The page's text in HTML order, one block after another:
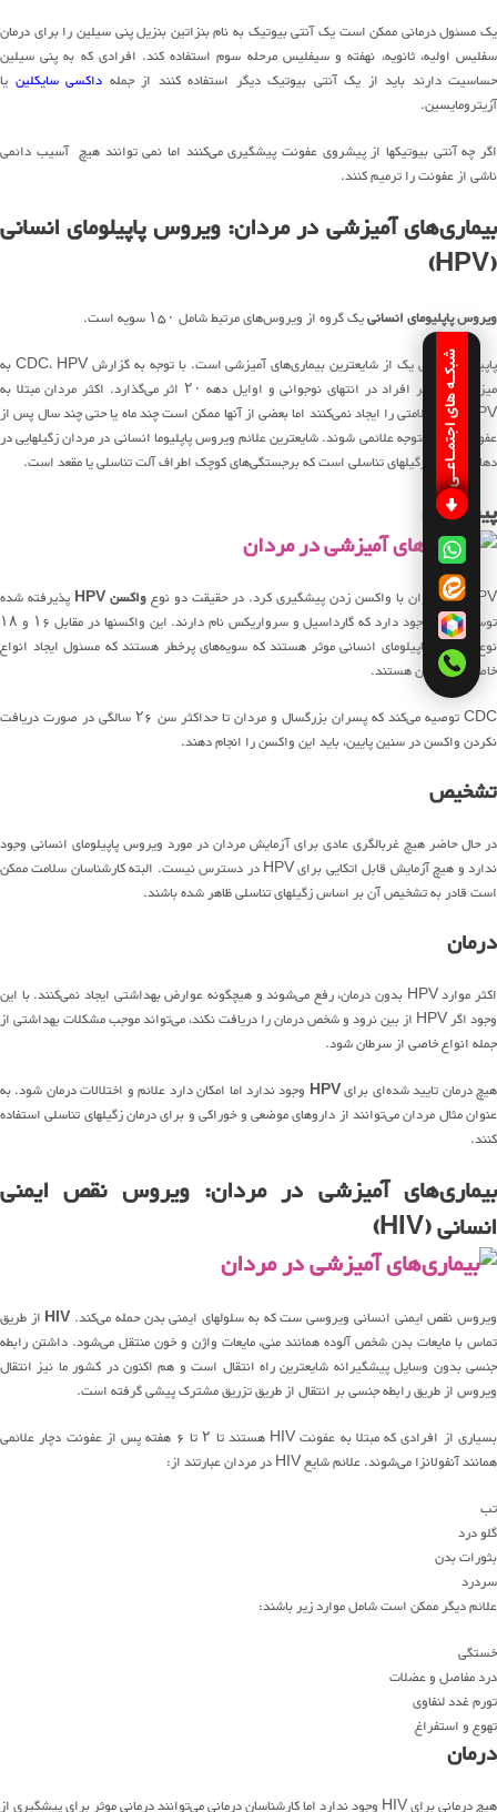
یک مسئول درمانی ممکن است یک آنتی بیوتیک به نام بنزاتین بنزیل پنی سیلین را برای درمان
سفلیس اولیه، ثانویه، نهفته و سیفلیس مرحله سوم استفاده کند. افرادی که به پنی سیلین
حساسیت دارند باید از یک آنتی بیوتیک دیگر استفاده کنند از جمله داکسی سایکلین یا
آزیترومایسین.
اگر چه آنتی بیوتیکها از پیشروی عفونت پیشگیری می‌کنند اما نمی توانند هیچ آسیب دائمی
ناشی از عفونت را ترمیم کنند.
بیماری‌های آمیزشی در مردان: ویروس پاپیلومای انسانی
(HPV)
ویروس پاپلیومای انسانییک گروه از ویروس‌های مرتبط شامل ۱۵۰ سویه است.
پاپیلوما انسانی یک از شایعترین بیماری‌های آمیزشی است. با توجه به گزارش CDC، HPV به
میزان زیادی بر افراد در انتهای نوجوانی و اوایل دهه ۲۰ اثر می‌گذارد. اکثر مردان مبتلا به
HPV هرگز علامتی را ایجاد نمی‌کنند اما بعضی از آنها ممکن است چند ماه یا حتی چند سال پس از
عفونت اولیه متوجه علائمی شوند. شایعترین علائم ویروس پاپلیوما انسانی در مردان زگیلهایی در
دهان یا گلو و زگیلهای تناسلی است که برجستگی‌های کوچک اطراف آلت تناسلی یا مقعد است.
پیشگیری
HPV را می‌توان با واکسن زدن پیشگیری کرد. در حقیقت دو نوع واکسن HPV
پذیرفته شده
توسط FDA وجود دارد که گارداسیل و سرواریکس نام دارند. این واکسنها در مقابل ۱۶ و ۱۸
نوع ویروس پاپیلومای انسانی موثر هستند که سویه‌های پرخطر هستند که مسئول ایجاد انواع
خاصی از سرطان هستند.
CDC توصیه می‌کند که پسران بزرگسال و مردان تا حداکثر سن ۲۶ سالگی در صورت دریافت
نکردن واکسن در سنین پایین، باید این واکسن را انجام دهند.
تشخیص
در حال حاضر هیچ غربالگری عادی برای آزمایش مردان در مورد ویروس پاپیلومای انسانی وجود
ندارد و هیچ آزمایش قابل اتکایی برای HPV در دسترس نیست. البته کارشناسان سلامت ممکن
است قادر به تشخیص آن بر اساس زگیلهای تناسلی ظاهر شده باشند.
درمان
اکثر موارد HPV بدون درمان، رفع می‌شوند و هیچگونه عوارض بهداشتی ایجاد نمی‌کنند. با این
وجود اگر HPV از بین نرود و شخص درمان را دریافت نکند، می‌تواند موجب مشکلات بهداشتی از
جمله انواع خاصی از سرطان شود.
هیچ درمان تایید شده‌ای برایHPV وجود ندارد اما امکان دارد علائم و اختلالات درمان شود. به
عنوان مثال مردان می‌توانند از داروهای موضعی و خوراکی و برای درمان زگیلهای تناسلی استفاده
کنند.
بیماری‌های آمیزشی در مردان: ویروس نقص ایمنی
انسانی (HIV)
ویروس نقص ایمنی انسانی ویروسی ست که به سلولهای ایمنی بدن حمله می‌کند. HIV از طریق
تماس با مایعات بدن شخص آلوده همانند منی، مایعات واژن و خون منتقل می‌شود. داشتن رابطه
جنسی بدون وسایل پیشگیرانه شایعترین راه انتقال است و هم اکنون در کشور ما نیز انتقال
ویروس از طریق رابطه جنسی بر انتقال از طریق تزریق مشترک پیشی گرفته است.
بسیاری از افرادی که مبتلا به عفونت HIV هستند تا ۲ تا ۶ هفته پس از عفونت دچار علائمی
همانند آنفولانزا می‌شوند. علائم شایع HIV در مردان عبارتند از:
تب
گلو درد
بثورات بدن
سردرد
علائم دیگر ممکن است شامل موارد زیر باشند:
خستگی
درد مفاصل و عضلات
تورم غدد لنفاوی
تهوع و استفراغ
درمان
هیچ درمانی برای HIV وجود ندارد اما کارشناسان درمانی می‌توانند درمانی موثر برای پیشگیری از
شبکـه های اجتمـاعـی